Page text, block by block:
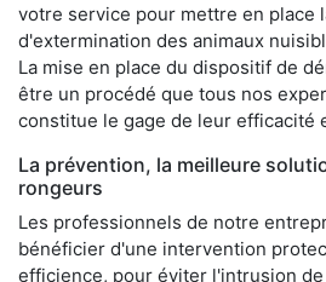
votre service pour mettre en place
d'extermination des animaux
La mise en place du dispositif de
être un procédé que tous nos
constitue le gage de leur efficacité
La prévention, la meilleure
rongeurs
Les professionnels de notre
bénéficier d'une intervention
efficience, pour éviter l'intrusion